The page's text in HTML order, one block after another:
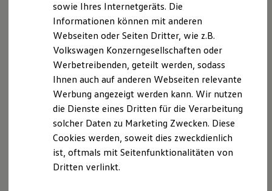
Werkbesichtigung
Lifestyle Shop
T-Roc Kollektion
Golf Kollektion
ID. Kollektion
Volkswagen Kollektion
R-Kollektion
GTI Kollektion
Fußball Drop
we drive football
#wedriveproud
Besitzer und Service
Software Updates
Service und Ersatzteile
Gewerbeanmeldung: Stadt Halle
Marktplatz 1
06100 Halle
Gemeinde 15202000
Betrieb: 01000325
Innung des KfZ Gewerbes Halle-Saalkreis
Pfännerhöhe 65
06110 Halle
Mitglied: 260046
Außergerichtliche Streitbeilegung
sowie Ihres Internetgeräts. Die
Informationen können mit anderen
Webseiten oder Seiten Dritter, wie z.B.
Volkswagen Konzerngesellschaften oder
Werbetreibenden, geteilt werden, sodass
Ihnen auch auf anderen Webseiten relevante
Werbung angezeigt werden kann. Wir nutzen
die Dienste eines Dritten für die Verarbeitung
solcher Daten zu Marketing Zwecken. Diese
Cookies werden, soweit dies zweckdienlich
ist, oftmals mit Seitenfunktionalitäten von
Dritten verlinkt.